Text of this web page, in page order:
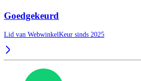
Goedgekeurd
Lid van WebwinkelKeur sinds 2025